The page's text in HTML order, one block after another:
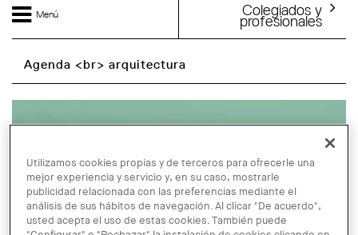
Menú Colegiados y
profesionales
Agenda <br> arquitectura
Utilizamos cookies propias y de terceros para ofrecerle una
mejor experiencia y servicio y, en su caso, mostrarle
publicidad relacionada con las preferencias mediante el
análisis de sus hábitos de navegación. Al clicar "De acuerdo",
usted acepta el uso de estas cookies. También puede